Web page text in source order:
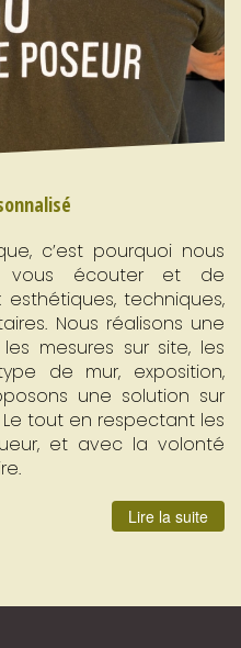
c’est pourquoi nous
vous écouter et de
techniques,
Nous réalisons une
mesures sur site, les
de mur, exposition,
une solution sur
tout en respectant les
et avec la volonté
Lire la suite